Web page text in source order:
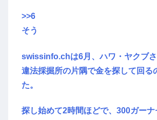
>>6
そう
swissinfo.chは6月、ハワ・ヤクブ
違法採掘所の片隅で金を探して回る
た。
探し始めて2時間ほどで、300ガー